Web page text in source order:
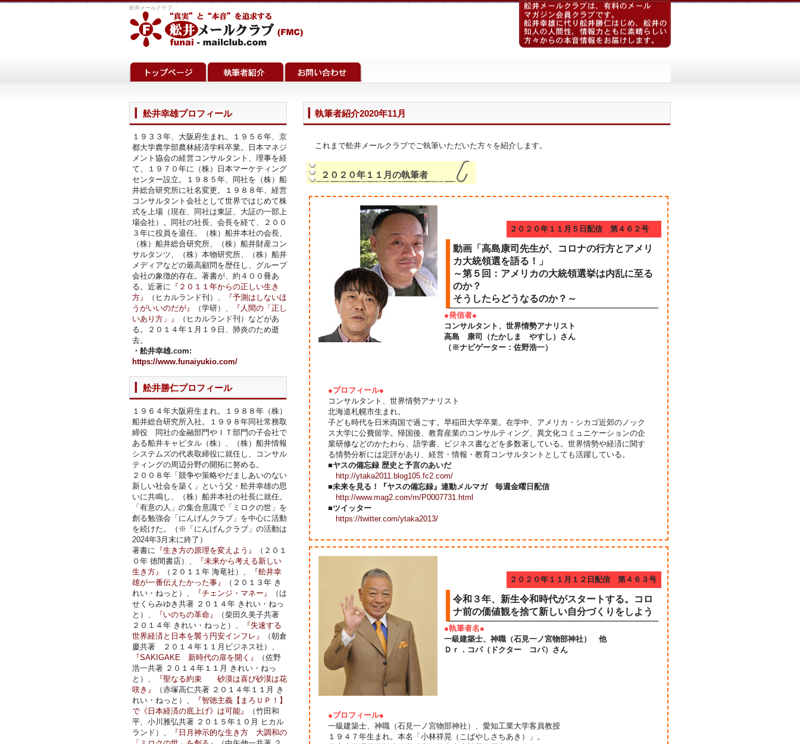
舩井メールクラブ
執筆者紹介2020年11月
これまで舩井メールクラブでご執筆いただいた方々を紹介します。
２０２０年１１月の執筆者
２０２０年１１月５日配信 第４６２号
動画「高島康司先生が、コロナの行方とアメリ
カ大統領選を語る！」
～第５回：アメリカの大統領選挙は内乱に至る
のか？
そうしたらどうなるのか？～
●発信者●
コンサルタント、世界情勢アナリスト
高島 康司（たかしま やすし）さん
（※ナビゲーター：佐野浩一）
●プロフィール●
コンサルタント、世界情勢アナリスト
北海道札幌市生まれ。
子ども時代を日米両国で過ごす。早稲田大学卒業。在学中、アメリカ・シカゴ近郊のノック
ス大学に公費留学。帰国後、教育産業のコンサルティング、異文化コミュニケーションの企
業研修などのかたわら、語学書、ビジネス書などを多数著している。世界情勢や経済に関す
る情勢分析には定評があり、経営・情報・教育コンサルタントとしても活躍している。
■ヤスの備忘録 歴史と予言のあいだ
http://ytaka2011.blog105.fc2.com/
■未来を見る！『ヤスの備忘録』連動メルマガ 毎週金曜日配信
http://www.mag2.com/m/P0007731.html
■ツイッター
https://twitter.com/ytaka2013/
２０２０年１１月１２日配信 第４６３号
令和３年、新生令和時代がスタートする。コロ
ナ前の価値観を捨て新しい自分づくりをしよう
●執筆者名●
一級建築士、神職（石見一ノ宮物部神社） 他
Ｄｒ．コパ（ドクター コパ）さん
●プロフィール●
一級建築士、神職（石見一ノ宮物部神社）、愛知工業大学客員教授
１９４７年生まれ。本名「小林祥晃（こばやしさちあき）」。
舩井幸雄プロフィール
１９３３年、大阪府生まれ。１９５６年、京
都大学農学部農林経済学科卒業。日本マネジ
メント協会の経営コンサルタント、理事を経
て、１９７０年に（株）日本マーケティング
センター設立。１９８５年、同社を（株）船
井総合研究所に社名変更。１９８８年、経営
コンサルタント会社として世界ではじめて株
式を上場（現在、同社は東証、大証の一部上
場会社）。同社の社長、会長を経て、２００
３年に役員を退任。（株）船井本社の会長、
（株）船井総合研究所、（株）船井財産コン
サルタンツ、（株）本物研究所、（株）船井
メディアなどの最高顧問を歴任し、グループ
会社の象徴的存在。著書が、約４００冊あ
る。近著に 『２０１１年からの正しい生き
方』
（ヒカルランド刊）、
『予測はしないほ
うがいいのだが』
（学研）、
『人間の「正し
いあり方」』
（ヒカルランド刊）などがあ
る。２０１４年１月１９日、肺炎のため逝
去。
・舩井幸雄.com:
https://www.funaiyukio.com/
舩井勝仁プロフィール
１９６４年大阪府生まれ。１９８８年（株）
船井総合研究所入社。１９９８年同社常務取
締役 同社の金融部門やＩＴ部門の子会社で
ある船井キャピタル（株）、（株）船井情報
システムズの代表取締役に就任し、コンサル
ティングの周辺分野の開拓に努める。
２００８年「競争や策略やだましあいのない
新しい社会を築く」という父・舩井幸雄の思
いに共鳴し、（株）船井本社の社長に就任。
「有意の人」の集合意識で「ミロクの世」を
創る勉強会「にんげんクラブ」を中心に活動
を続けた。（※「にんげんクラブ」の活動は
2024年3月末に終了）
著書に 『生き方の原理を変えよう』
（２０１
０年 徳間書店）、
『未来から考える新しい
生き方』
（２０１１年 海竜社）、
『舩井幸
雄が一番伝えたかった事』
（２０１３年 き
れい・ねっと）、
『チェンジ・マネー』
（は
せくらみゆき共著 ２０１４年 きれい・ねっ
と）、
『いのちの革命』
（柴田久美子共著
２０１４年 きれい・ねっと）、
『失速する
世界経済と日本を襲う円安インフレ』
（朝倉
慶共著 ２０１４年１１月ビジネス社）、
『SAKIGAKE 新時代の扉を開く』
（佐野
浩一共著 ２０１４年１１月 きれい・ねっ
と）、
『聖なる約束 砂漠は喜び砂漠は花
咲き』
（赤塚高仁共著 ２０１４年１１月 き
れい・ねっと）、
『智徳主義【まろＵＰ！】
で《日本経済の底上げ》は可能』
（竹田和
平、小川雅弘共著 ２０１５年１０月 ヒカル
ランド）、
『日月神示的な生き方 大調和の